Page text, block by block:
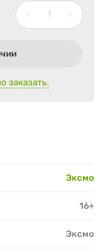
заказать.
Эксмо
16+
Эксмо